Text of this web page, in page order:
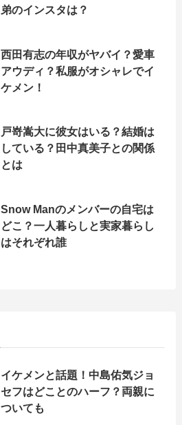
弟のインスタは？
西田有志の年収がヤバイ？愛車
アウディ？私服がオシャレでイ
ケメン！
戸嵜嵩大に彼女はいる？結婚は
している？田中真美子との関係
とは
Snow Manのメンバーの自宅は
どこ？一人暮らしと実家暮らし
はそれぞれ誰
イケメンと話題！中島佑気ジョ
セフはどことのハーフ？両親に
ついても